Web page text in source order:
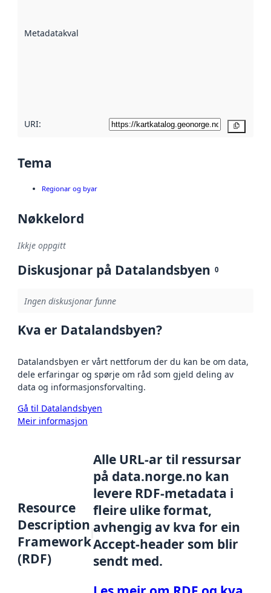
Metadatakvalitet
URI:
Tema
Regionar og byar
Nøkkelord
Ikkje oppgitt
Diskusjonar på Datalandsbyen 0
Ingen diskusjonar funne
Kva er Datalandsbyen?
Datalandsbyen er vårt nettforum der du kan be om data,
dele erfaringar og spørje om råd som gjeld deling av
data og informasjonsforvalting.
Gå til Datalandsbyen
Meir informasjon
Resource
Description
Framework
(RDF)
Alle URL-ar til ressursar
på data.norge.no kan
levere RDF-metadata i
fleire ulike format,
avhengig av kva for ein
Accept-header som blir
sendt med.